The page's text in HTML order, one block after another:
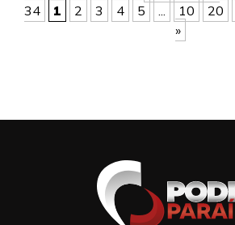
34
1 2 3 4 5 ... 10 20
»